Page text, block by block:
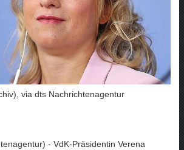
via dts Nachrichtenagentur
- VdK-Präsidentin Verena